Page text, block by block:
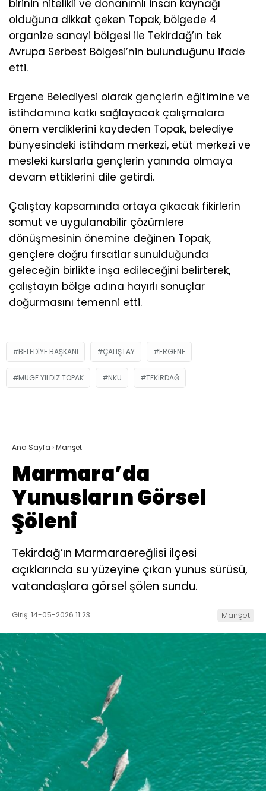
birinin nitelikli ve donanımlı insan kaynağı
olduğuna dikkat çeken Topak, bölgede 4
organize sanayi bölgesi ile Tekirdağ’ın tek
Avrupa Serbest Bölgesi’nin bulunduğunu ifade
etti.
Ergene Belediyesi olarak gençlerin eğitimine ve
istihdamına katkı sağlayacak çalışmalara
önem verdiklerini kaydeden Topak, belediye
bünyesindeki istihdam merkezi, etüt merkezi ve
mesleki kurslarla gençlerin yanında olmaya
devam ettiklerini dile getirdi.
Çalıştay kapsamında ortaya çıkacak fikirlerin
somut ve uygulanabilir çözümlere
dönüşmesinin önemine değinen Topak,
gençlere doğru fırsatlar sunulduğunda
geleceğin birlikte inşa edileceğini belirterek,
çalıştayın bölge adına hayırlı sonuçlar
doğurmasını temenni etti.
BELEDIYE BAŞKANI ÇALIŞTAY ERGENE
MÜGE YILDIZ TOPAK NKÜ TEKIRDAĞ
Ana Sayfa ›Manşet
Marmara’da
Yunusların Görsel
Şöleni
Tekirdağ’ın Marmaraereğlisi ilçesi
açıklarında su yüzeyine çıkan yunus sürüsü,
vatandaşlara görsel şölen sundu.
Giriş: 14-05-2026 11:23 Manşet